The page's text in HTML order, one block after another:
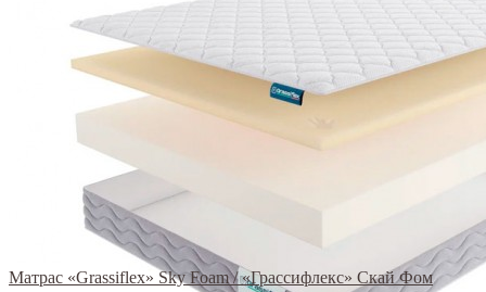
Матрас «Grassiflex» Sky Foam / «Грассифлекс» Скай Фом